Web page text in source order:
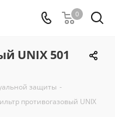
0
UNIX 501
защиты -
противогазовый UNIX